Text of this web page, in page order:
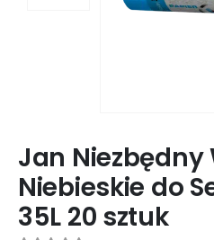
Jan Niezbędny
Niebieskie do
35L 20 sztuk